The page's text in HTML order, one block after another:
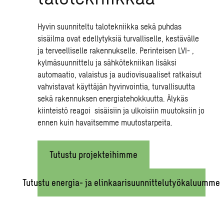
Hyvin suunniteltu talotekniikka sekä puhdas
sisäilma ovat edellytyksiä turvalliselle, kestävälle
ja terveelliselle rakennukselle. Perinteisen LVI-,
kylmäsuunnittelu ja sähkötekniikanlisäksi
automaatio, valaistusja audiovisuaalisetratkaisut
vahvistavat käyttäjän hyvinvointia, turvallisuutta
sekä rakennuksen energiatehokkuutta. Älykäs
kiinteistö reagoi sisäisiin ja ulkoisiin muutoksiin jo
ennen kuin havaitsemme muutostarpeita.
Tutustu projekteihimme
Tutustu energia- ja elinkaarisuunnittelutyökaluumme